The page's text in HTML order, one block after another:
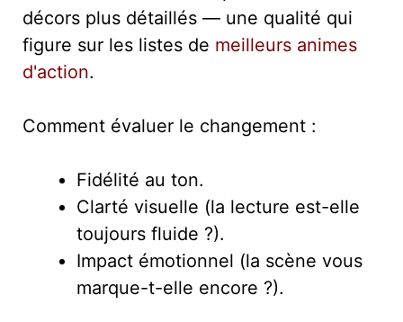
décors plus détaillés — une qualité qui
figure sur les listes de meilleurs animes
d'action.
Comment évaluer le changement :
Fidélité au ton.
Clarté visuelle (la lecture est-elle
toujours fluide ?).
Impact émotionnel (la scène vous
marque-t-elle encore ?).